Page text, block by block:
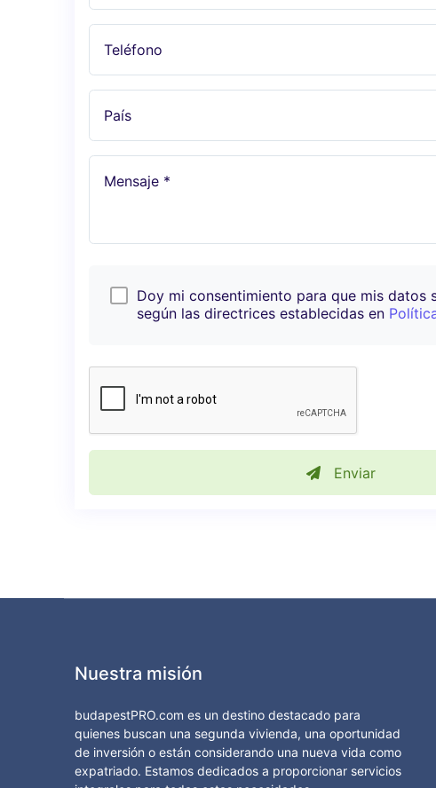
Teléfono
País
Mensaje *
Doy mi consentimiento para que mis datos
según las directrices establecidas en
Enviar
Nuestra misión
budapestPRO.com es un destino destacado para
quienes buscan una segunda vivienda, una oportunidad
de inversión o están considerando una nueva vida como
expatriado. Estamos dedicados a proporcionar servicios